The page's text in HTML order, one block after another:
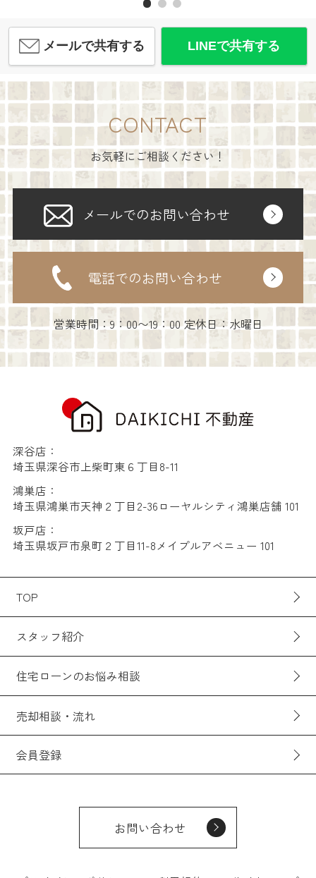
メールで共有する LINEで共有する
CONTACT
お気軽にご相談ください！
メールでのお問い合わせ
電話でのお問い合わせ
営業時間：9：00〜19：00 定休日：水曜日
深谷店：
埼玉県深谷市上柴町東６丁目8-11
鴻巣店：
埼玉県鴻巣市天神２丁目2-36ローヤルシティ鴻巣店舗 101
坂戸店：
埼玉県坂戸市泉町２丁目11-8メイプルアベニュー 101
TOP
スタッフ紹介
住宅ローンのお悩み相談
売却相談・流れ
会員登録
お問い合わせ